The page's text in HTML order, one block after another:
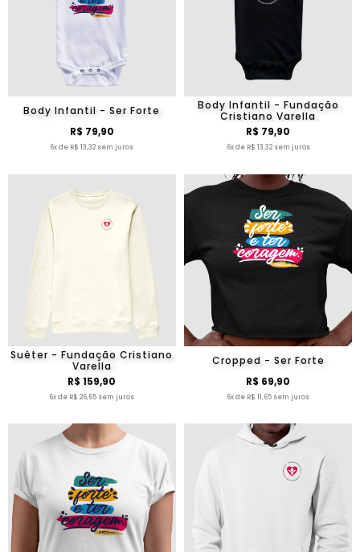
Body Infantil - Ser Forte
R$ 79,90
6x de R$ 13,32 sem juros
Body Infantil - Fundação
Cristiano Varella
R$ 79,90
6x de R$ 13,32 sem juros
Suéter - Fundação Cristiano
Varella
R$ 159,90
6x de R$ 26,65 sem juros
Cropped - Ser Forte
R$ 69,90
6x de R$ 11,65 sem juros